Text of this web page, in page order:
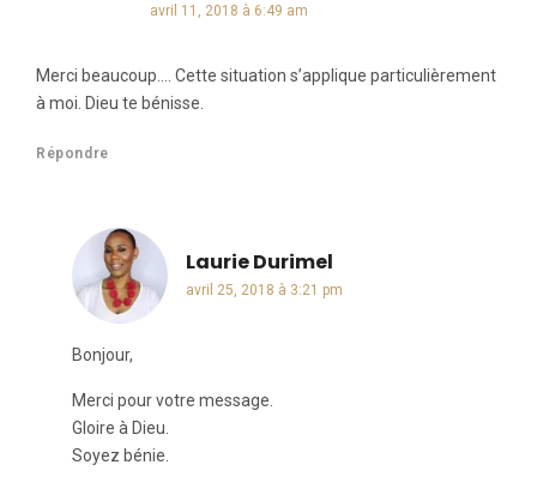
avril 11, 2018 à 6:49 am
Merci beaucoup…. Cette situation s’applique particulièrement
à moi. Dieu te bénisse.
Répondre
Laurie Durimel
avril 25, 2018 à 3:21 pm
Bonjour,
Merci pour votre message.
Gloire à Dieu.
Soyez bénie.